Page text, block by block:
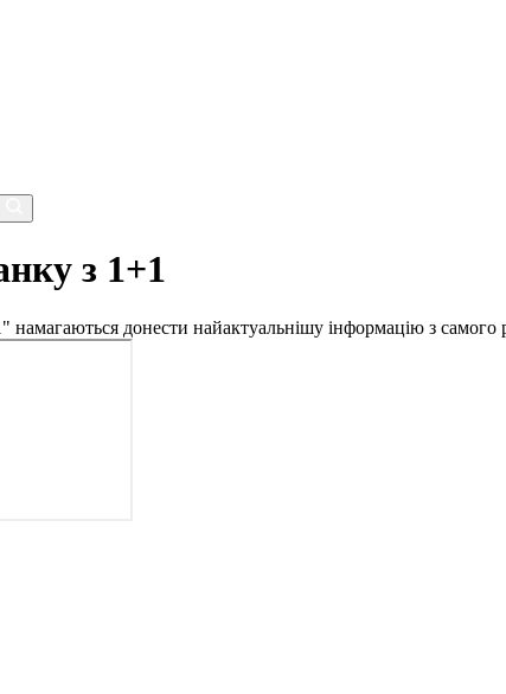
з 1+1
намагаються донести найактуальнішу інформацію з самого